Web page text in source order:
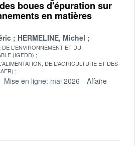
boues d'épuration sur
en matières
HERMELINE, Michel
L'ENVIRONNEMENT ET DU
(IGEDD)
DE L'AGRICULTURE ET DES
Mise en ligne: mai 2026
Affaire